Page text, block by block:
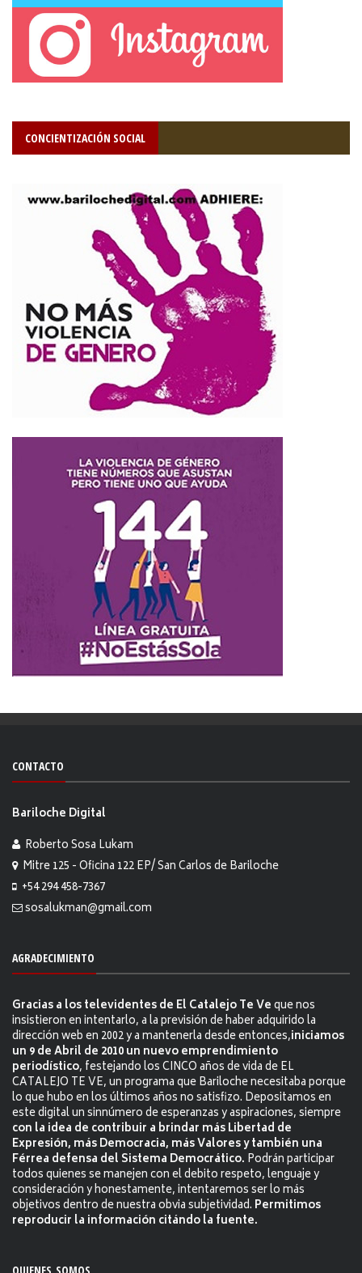
CONCIENTIZACIÓN SOCIAL
CONTACTO
Bariloche Digital
Roberto Sosa Lukam
Mitre 125 - Oficina 122 EP/ San Carlos de Bariloche
+54 294 458-7367
sosalukman@gmail.com
AGRADECIMIENTO
Gracias a los televidentes de El Catalejo Te Veque nos
insistieron en intentarlo, a la previsión de haber adquirido la
dirección web en 2002 y a mantenerla desde entonces,iniciamos
un 9 de Abril de 2010 un nuevo emprendimiento
periodístico, festejando los CINCO años de vida de EL
CATALEJO TE VE, un programa que Bariloche necesitaba porque
lo que hubo en los últimos años no satisfizo. Depositamos en
este digital un sinnúmero de esperanzas y aspiraciones, siempre
con la idea de contribuir a brindar más Libertad de
Expresión, más Democracia, más Valores y también una
Férrea defensa del Sistema Democrático. Podrán participar
todos quienes se manejen con el debito respeto, lenguaje y
consideración y honestamente, intentaremos ser lo más
objetivos dentro de nuestra obvia subjetividad. Permitimos
reproducir la información citándo la fuente.